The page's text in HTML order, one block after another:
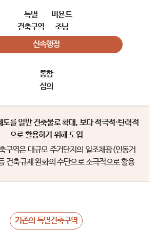
특별
건축구역
비욘드
조닝
신속행정
통합
심의
도를 일반 건축물로 확대, 보다 적극적·탄력적
으로 활용하기 위해 도입
구역은 대규모 주거단지의 일조채광(인동거
건축규제 완화의 수단으로 소극적으로 활용
기존의 특별건축구역